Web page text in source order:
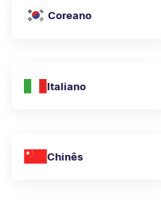
Coreano
Italiano
Chinês